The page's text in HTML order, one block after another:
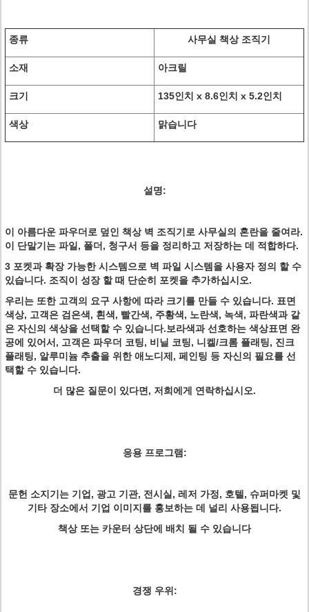
종류 사무실 책상 조직기
소재 아크릴
크기 135인치 x 8.6인치 x 5.2인치
색상 맑습니다
설명:
이 아름다운 파우더로 덮인 책상 벽 조직기로 사무실의 혼란을 줄여라.
이 단말기는 파일, 폴더, 청구서 등을 정리하고 저장하는 데 적합하다.
3 포켓과 확장 가능한 시스템으로 벽 파일 시스템을 사용자 정의 할 수
있습니다. 조직이 성장 할 때 단순히 포켓을 추가하십시오.
우리는 또한 고객의 요구 사항에 따라 크기를 만들 수 있습니다. 표면
색상, 고객은 검은색, 흰색, 빨간색, 주황색, 노란색, 녹색, 파란색과 같
은 자신의 색상을 선택할 수 있습니다.보라색과 선호하는 색상표면 완
공에 있어서, 고객은 파우더 코팅, 비닐 코팅, 니켈/크롬 플래팅, 진크
플래팅, 알루미늄 추출을 위한 애노디제, 페인팅 등 자신의 필요를 선
택할 수 있습니다.
더 많은 질문이 있다면, 저희에게 연락하십시오.
응용 프로그램:
문헌 소지기는 기업, 광고 기관, 전시실, 레저 가정, 호텔, 슈퍼마켓 및
기타 장소에서 기업 이미지를 홍보하는 데 널리 사용됩니다.
책상 또는 카운터 상단에 배치 될 수 있습니다
경쟁 우위: